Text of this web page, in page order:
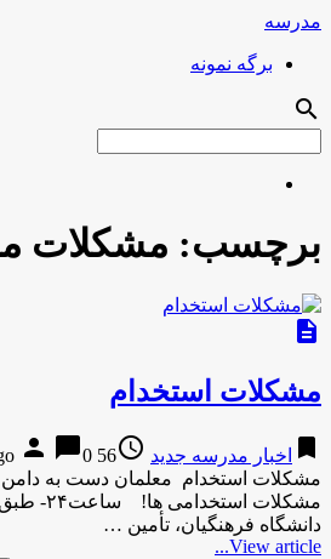
مدرسه
برگه نمونه
search
برچسب: مشکلات
description
مشکلات استخدام
bookmark اخبار مدرسه جدید access_time
56 years ago
person chat_bubble0
مشکلات استخدام معلمان دست به
دانشگاه فرهنگیان، تأمین …
View article...